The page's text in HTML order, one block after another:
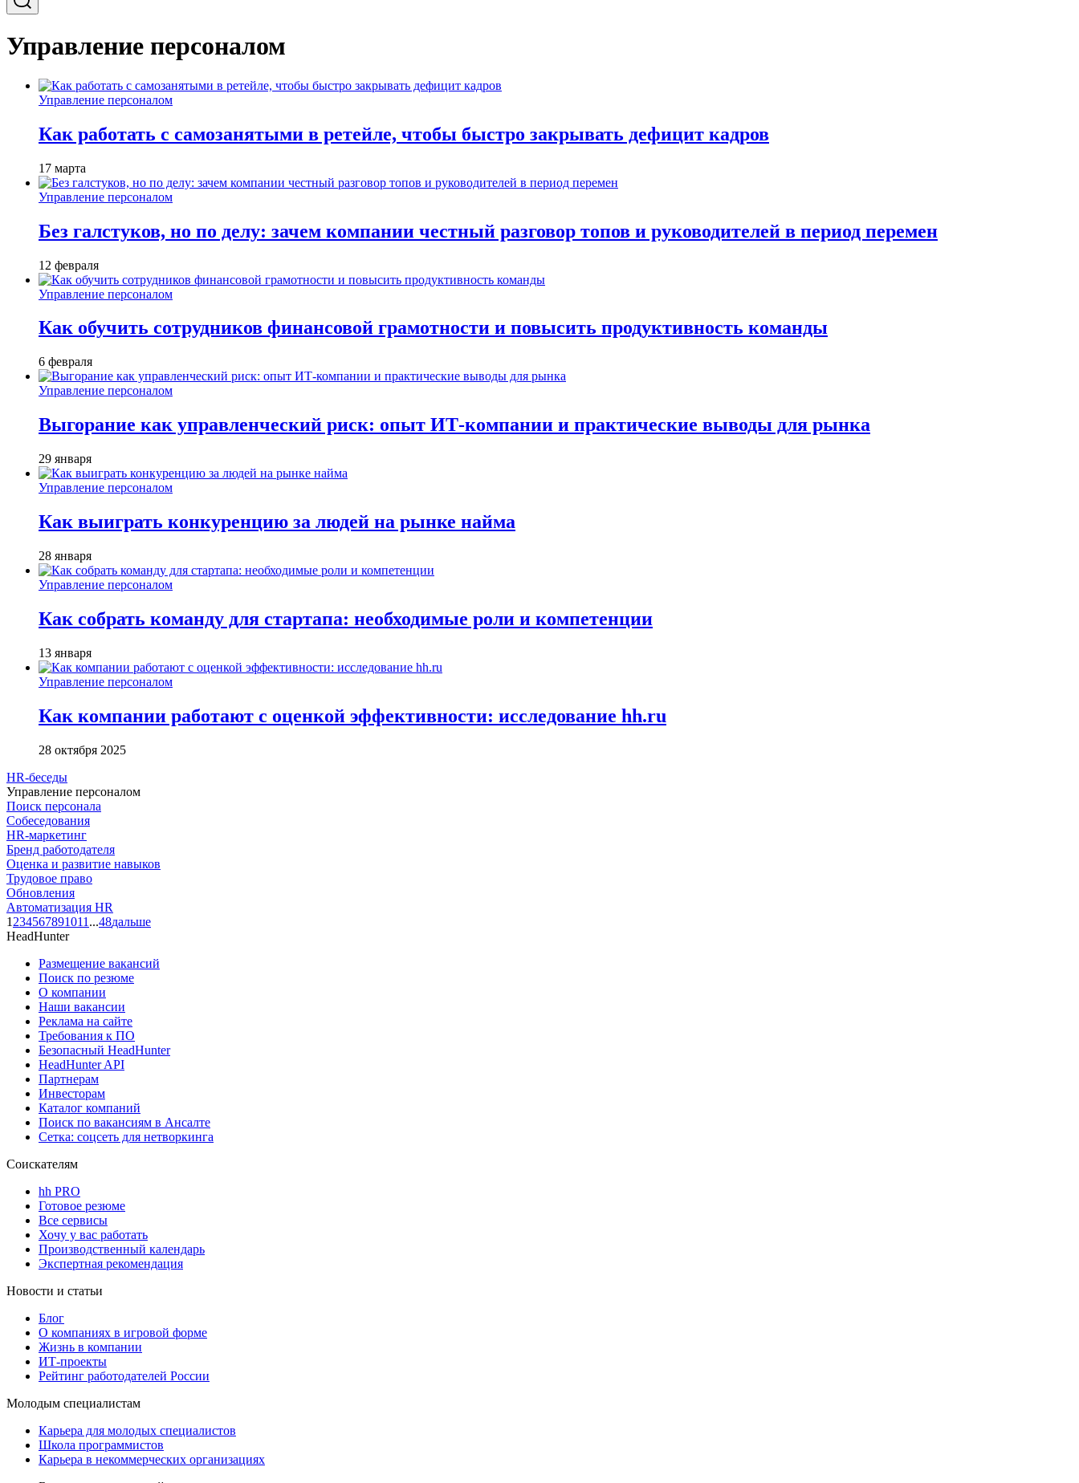
Управление персоналом
Управление персоналом
Как работать с самозанятыми в ретейле, чтобы быстро закрывать дефицит кадров
17 марта
Управление персоналом
Без галстуков, но по делу: зачем компании честный разговор топов и руководителей в период перемен
12 февраля
Управление персоналом
Как обучить сотрудников финансовой грамотности и повысить продуктивность команды
6 февраля
Управление персоналом
Выгорание как управленческий риск: опыт ИТ-компании и практические выводы для рынка
29 января
Управление персоналом
Как выиграть конкуренцию за людей на рынке найма
28 января
Управление персоналом
Как собрать команду для стартапа: необходимые роли и компетенции
13 января
Управление персоналом
Как компании работают с оценкой эффективности: исследование hh.ru
28 октября 2025
HR-беседы
Управление персоналом
Поиск персонала
Собеседования
HR-маркетинг
Бренд работодателя
Оценка и развитие навыков
Трудовое право
Обновления
Автоматизация HR
1 234567891011 ...48дальше
HeadHunter
Размещение вакансий
Поиск по резюме
О компании
Наши вакансии
Реклама на сайте
Требования к ПО
Безопасный HeadHunter
HeadHunter API
Партнерам
Инвесторам
Каталог компаний
Поиск по вакансиям в Ансалте
Сетка: соцсеть для нетворкинга
Соискателям
hh PRO
Готовое резюме
Все сервисы
Хочу у вас работать
Производственный календарь
Экспертная рекомендация
Новости и статьи
Блог
О компаниях в игровой форме
Жизнь в компании
ИТ-проекты
Рейтинг работодателей России
Молодым специалистам
Карьера для молодых специалистов
Школа программистов
Карьера в некоммерческих организациях